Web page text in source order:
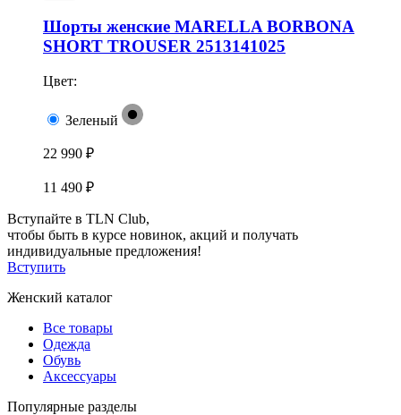
Шорты женские MARELLA BORBONA
SHORT TROUSER 2513141025
Цвет:
Зеленый
22 990 ₽
11 490 ₽
Вступайте в TLN Club,
чтобы быть в курсе новинок, акций и получать
индивидуальные предложения!
Вступить
Женский каталог
Все товары
Одежда
Обувь
Аксессуары
Популярные разделы